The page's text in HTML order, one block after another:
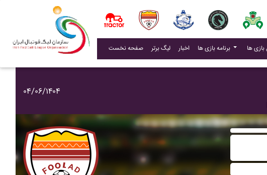
صفحه نخست لیگ برتر اخبار(current) برنامه بازی ها
۰۴/۰۶/۱۴۰۴